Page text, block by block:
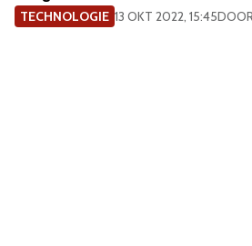
TECHNOLOGIE 13 OKT 2022, 15:45